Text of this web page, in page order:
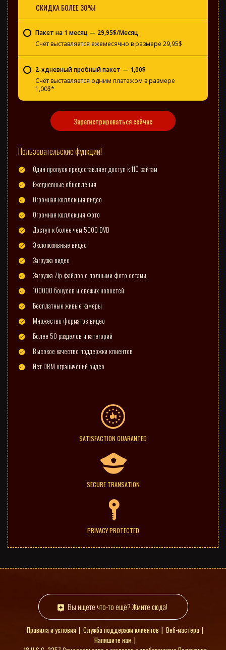
СКИДКА БОЛЕЕ 30%!
Пакет на 1 месяц — 29,95$/Месяц
Счёт выставляется ежемесячно в размере 29,95$
2-хдневный пробный пакет — 1,00$
Счёт выставляется одним платежом в размере
1,00$*
Зарегистрироваться сейчас
Пользовательские функции!
Один пропуск предоставляет доступ к 110 сайтам
Ежедневные обновления
Огромная коллекция видео
Огромная коллекция фото
Доступ к более чем 5000 DVD
Эксклюзивные видео
Загрузка видео
Загрузка Zip файлов с полными фото сетами
100000 бонусов и свежих новостей
Бесплатные живые камеры
Множество форматов видео
Более 50 разделов и категорий
Высокое качество поддержки клиентов
Нет DRM ограничений видео
SATISFACTION GUARANTED
SECURE TRANSATION
PRIVACY PROTECTED
Вы ищете что-то ещё? Жмите сюда!
Правила и условия Служба поддержки клиентов
Веб-мастера
Напишите нам